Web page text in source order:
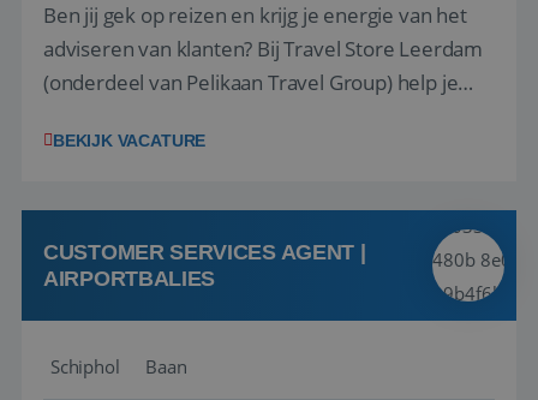
Ben jij gek op reizen en krijg je energie van het
adviseren van klanten? Bij Travel Store Leerdam
(onderdeel van Pelikaan Travel Group) help je
vinden. Samen maken we van elke reis een
hebt in de reisbranche of j...
BEKIJK VACATURE
CUSTOMER SERVICES AGENT |
AIRPORTBALIES
Schiphol Baan